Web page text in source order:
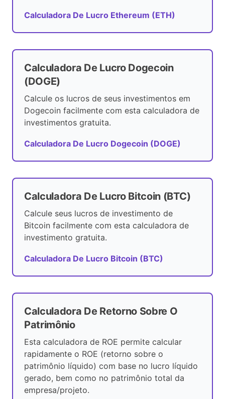
Calculadora De Lucro Ethereum (ETH)
Calculadora De Lucro Dogecoin
(DOGE)
Calcule os lucros de seus investimentos em
Dogecoin facilmente com esta calculadora de
investimentos gratuita.
Calculadora De Lucro Dogecoin (DOGE)
Calculadora De Lucro Bitcoin (BTC)
Calcule seus lucros de investimento de
Bitcoin facilmente com esta calculadora de
investimento gratuita.
Calculadora De Lucro Bitcoin (BTC)
Calculadora De Retorno Sobre O
Patrimônio
Esta calculadora de ROE permite calcular
rapidamente o ROE (retorno sobre o
patrimônio líquido) com base no lucro líquido
gerado, bem como no patrimônio total da
empresa/projeto.